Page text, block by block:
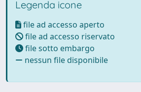
Legenda icone
file ad accesso aperto
file ad accesso riservato
file sotto embargo
nessun file disponibile